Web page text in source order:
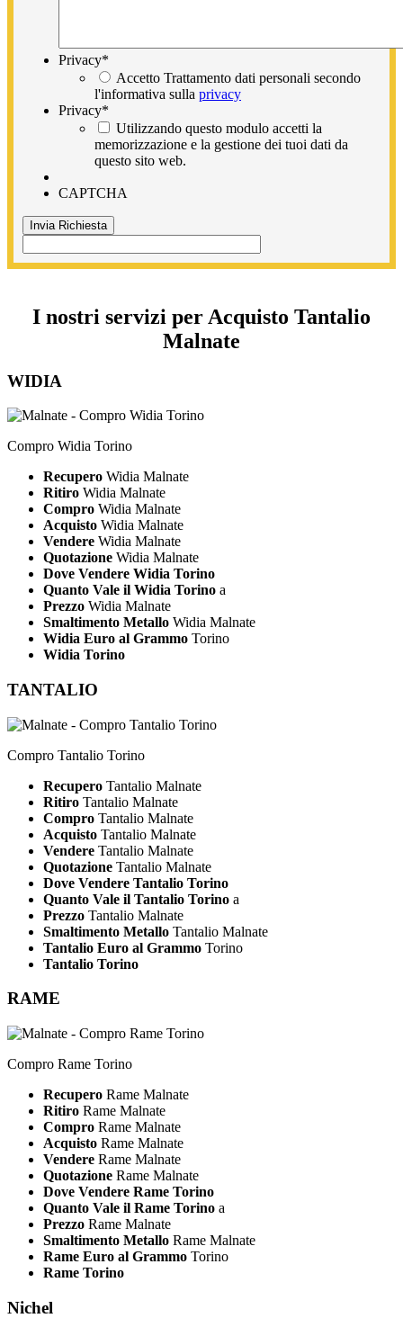
Privacy*
Accetto Trattamento dati personali secondo
l'informativa sulla privacy
Privacy*
Utilizzando questo modulo accetti la
memorizzazione e la gestione dei tuoi dati da
questo sito web.
CAPTCHA
I nostri servizi per Acquisto Tantalio
Malnate
WIDIA
Compro Widia Torino
Recupero Widia Malnate
Ritiro Widia Malnate
Compro Widia Malnate
Acquisto Widia Malnate
Vendere Widia Malnate
Quotazione Widia Malnate
Dove Vendere Widia Torino
Quanto Vale il Widia Torino a
Prezzo Widia Malnate
Smaltimento Metallo Widia Malnate
Widia Euro al Grammo Torino
Widia Torino
TANTALIO
Compro Tantalio Torino
Recupero Tantalio Malnate
Ritiro Tantalio Malnate
Compro Tantalio Malnate
Acquisto Tantalio Malnate
Vendere Tantalio Malnate
Quotazione Tantalio Malnate
Dove Vendere Tantalio Torino
Quanto Vale il Tantalio Torino a
Prezzo Tantalio Malnate
Smaltimento Metallo Tantalio Malnate
Tantalio Euro al Grammo Torino
Tantalio Torino
RAME
Compro Rame Torino
Recupero Rame Malnate
Ritiro Rame Malnate
Compro Rame Malnate
Acquisto Rame Malnate
Vendere Rame Malnate
Quotazione Rame Malnate
Dove Vendere Rame Torino
Quanto Vale il Rame Torino a
Prezzo Rame Malnate
Smaltimento Metallo Rame Malnate
Rame Euro al Grammo Torino
Rame Torino
Nichel